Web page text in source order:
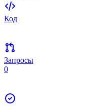
Код
Запросы
0